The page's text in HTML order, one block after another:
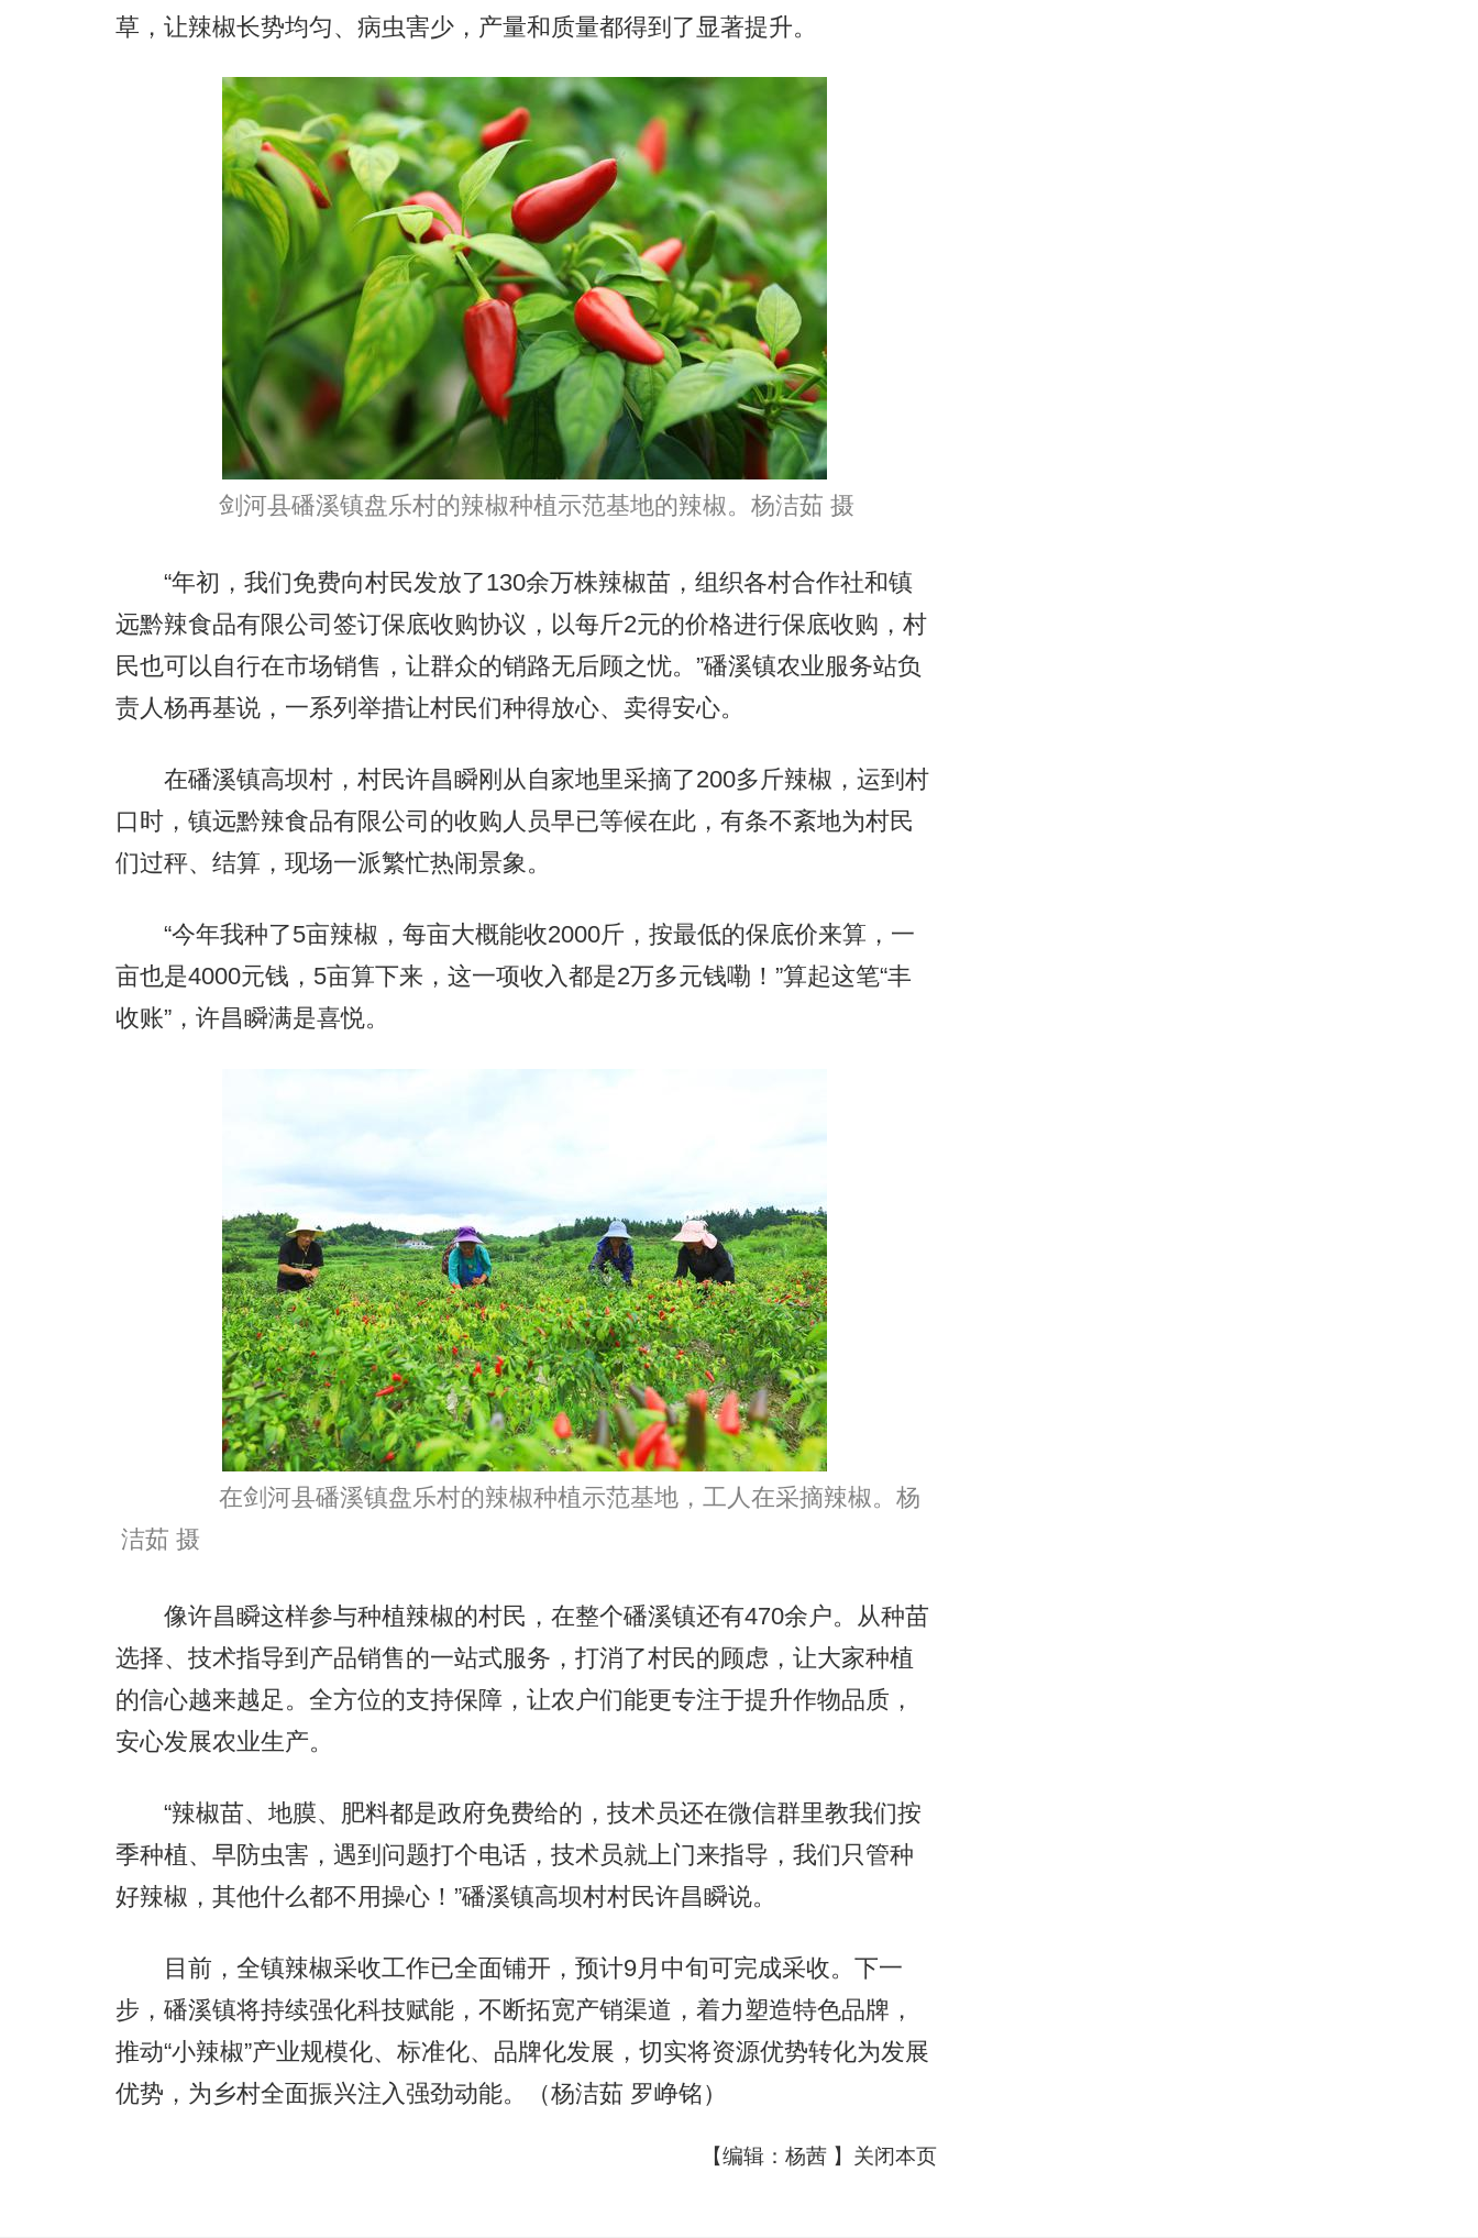
草，让辣椒长势均匀、病虫害少，产量和质量都得到了显著提升。
剑河县磻溪镇盘乐村的辣椒种植示范基地的辣椒。杨洁茹 摄
“年初，我们免费向村民发放了130余万株辣椒苗，组织各村合作社和镇
远黔辣食品有限公司签订保底收购协议，以每斤2元的价格进行保底收购，村
民也可以自行在市场销售，让群众的销路无后顾之忧。”磻溪镇农业服务站负
责人杨再基说，一系列举措让村民们种得放心、卖得安心。
在磻溪镇高坝村，村民许昌瞬刚从自家地里采摘了200多斤辣椒，运到村
口时，镇远黔辣食品有限公司的收购人员早已等候在此，有条不紊地为村民
们过秤、结算，现场一派繁忙热闹景象。
“今年我种了5亩辣椒，每亩大概能收2000斤，按最低的保底价来算，一
亩也是4000元钱，5亩算下来，这一项收入都是2万多元钱嘞！”算起这笔“丰
收账”，许昌瞬满是喜悦。
在剑河县磻溪镇盘乐村的辣椒种植示范基地，工人在采摘辣椒。杨
洁茹 摄
像许昌瞬这样参与种植辣椒的村民，在整个磻溪镇还有470余户。从种苗
选择、技术指导到产品销售的一站式服务，打消了村民的顾虑，让大家种植
的信心越来越足。全方位的支持保障，让农户们能更专注于提升作物品质，
安心发展农业生产。
“辣椒苗、地膜、肥料都是政府免费给的，技术员还在微信群里教我们按
季种植、早防虫害，遇到问题打个电话，技术员就上门来指导，我们只管种
好辣椒，其他什么都不用操心！”磻溪镇高坝村村民许昌瞬说。
目前，全镇辣椒采收工作已全面铺开，预计9月中旬可完成采收。下一
步，磻溪镇将持续强化科技赋能，不断拓宽产销渠道，着力塑造特色品牌，
推动“小辣椒”产业规模化、标准化、品牌化发展，切实将资源优势转化为发展
优势，为乡村全面振兴注入强劲动能。（杨洁茹 罗峥铭）
【编辑：杨茜 】 关闭本页